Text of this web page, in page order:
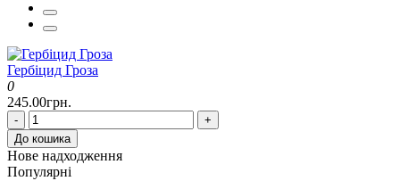
Гербіцид Гроза
0
245.00грн.
-
+
До кошика
Нове надходження
Популярні